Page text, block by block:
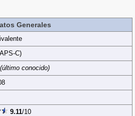
Generales
(último conocido)
9.11/10